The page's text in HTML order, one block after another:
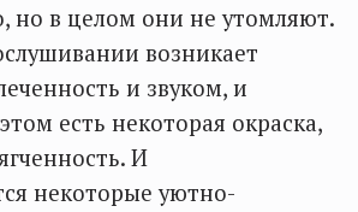
но в целом они не утомляют.
возникает
и звуком, и
есть некоторая окраска,
И
некоторые уютно-